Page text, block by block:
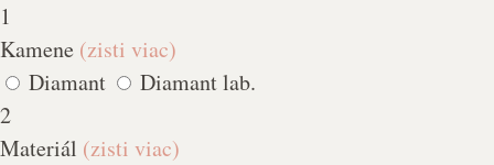
1
Kamene (zisti viac)
Diamant
Diamant lab.
2
Materiál (zisti viac)